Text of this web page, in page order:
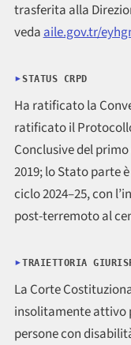
trasferita alla
vedaaile.gov.tr/
STATUS CRPD
Ha ratificato la
ratificato il
Conclusive del
2019; lo Stato parte
ciclo 2024–25, con
post-terremoto al
TRAIETTORIA
La Corte
insolitamente attivo
persone con